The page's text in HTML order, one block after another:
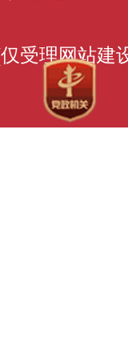
受理网站建